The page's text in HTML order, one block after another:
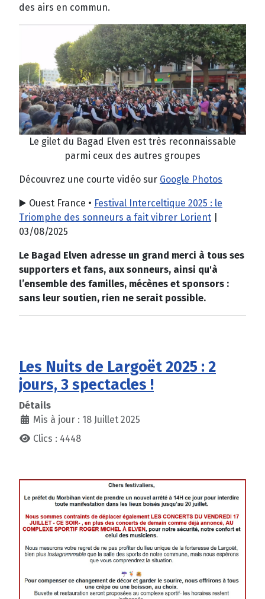
des airs en commun.
Le gilet du Bagad Elven est très reconnaissable
parmi ceux des autres groupes
Découvrez une courte vidéo sur Google Photos
▶️ Ouest France • Festival Interceltique 2025 : le
Triomphe des sonneurs a fait vibrer Lorient
03/08/2025
Le Bagad Elven adresse un grand merci à tous ses
supporters et fans, aux sonneurs, ainsi qu'à
l’ensemble des familles, mécènes et sponsors :
sans leur soutien, rien ne serait possible.
Les Nuits de Largoët 2025 : 2
jours, 3 spectacles !
Détails
Mis à jour : 18 Juillet 2025
Clics : 4448